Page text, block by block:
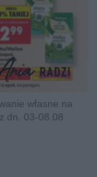
własne na
dn. 03-08.08